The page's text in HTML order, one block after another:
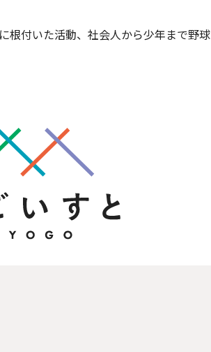
付いた活動、社会人から少年まで野